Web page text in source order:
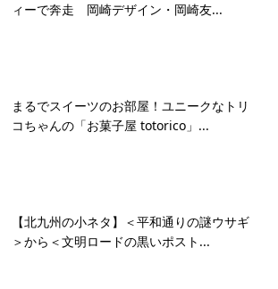
ィーで奔走 岡崎デザイン・岡崎友...
まるでスイーツのお部屋！ユニークなトリ
コちゃんの「お菓子屋 totorico」...
【北九州の小ネタ】＜平和通りの謎ウサギ
＞から＜文明ロードの黒いポスト...